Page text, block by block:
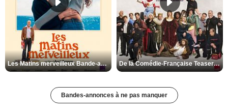
Les Matins merveilleux Bande-annonce VF De la Comédie-Française Teaser VF
Bandes-annonces à ne pas manquer